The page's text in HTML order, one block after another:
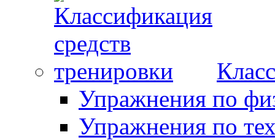
Упражнения по
Упражнения по